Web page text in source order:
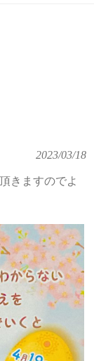
2023/03/18
きますのでよ